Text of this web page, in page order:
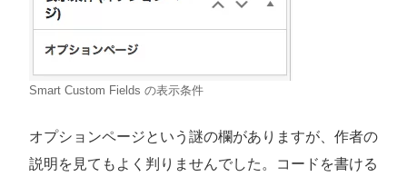
Smart Custom Fields の表示条件
オプションページという謎の欄がありますが、作者の
説明を見てもよく判りませんでした。コードを書ける